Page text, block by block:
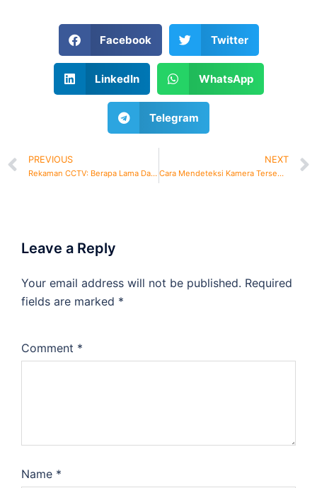
Facebook Twitter
LinkedIn WhatsApp
Telegram
PREVIOUS
Rekaman CCTV: Berapa Lama Data Tersimpan?
NEXT
Cara Mendeteksi Kamera Tersembunyi: Lindungi Privasi Anda
Leave a Reply
Your email address will not be published. Required
fields are marked *
Comment *
Name *